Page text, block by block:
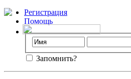
Регистрация
Помощь
Запомнить?